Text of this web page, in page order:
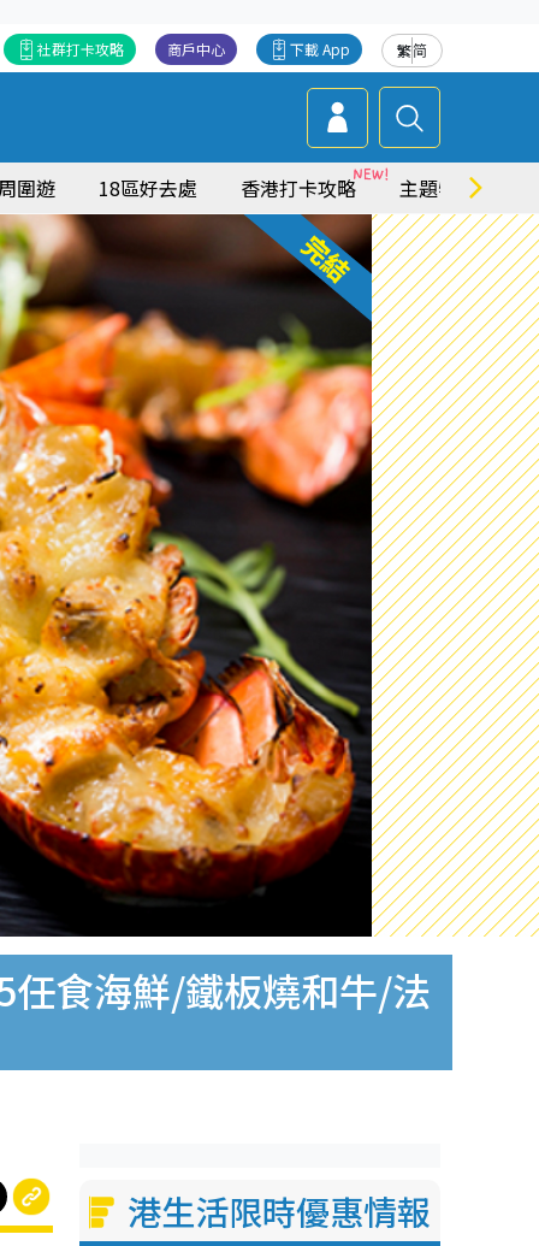
繁简
下載 App
商戶中心
社群打卡攻略
圍遊 18區好去處 香港打卡攻略 主題特集
食海鮮/鐵板燒和牛/法
港生活限時優惠情報